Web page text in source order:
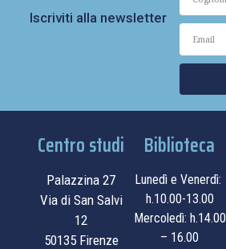
Iscriviti alla newsletter
Centro studi
Palazzina 27
Via di San Salvi
12
50135 Firenze
Biblioteca
Lunedì e Venerdì:
h.10.00-13.00
Mercoledì: h.14.00
– 16.00